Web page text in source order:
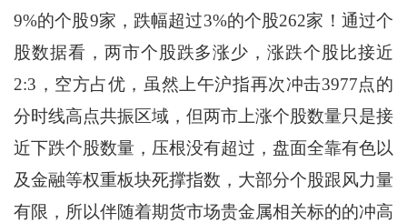
9%的个股9家，跌幅超过3%的个股262家！通过个
股数据看，两市个股跌多涨少，涨跌个股比接近
2:3，空方占优，虽然上午沪指再次冲击3977点的
分时线高点共振区域，但两市上涨个股数量只是接
近下跌个股数量，压根没有超过，盘面全靠有色以
及金融等权重板块死撑指数，大部分个股跟风力量
有限，所以伴随着期货市场贵金属相关标的的冲高